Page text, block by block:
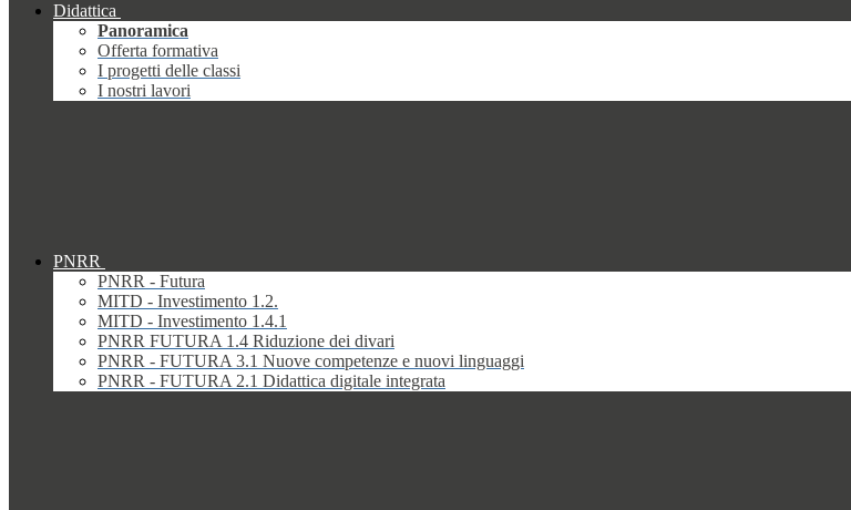
Didattica
Panoramica
Offerta formativa
I progetti delle classi
I nostri lavori
PNRR
PNRR - Futura
MITD - Investimento 1.2.
MITD - Investimento 1.4.1
PNRR FUTURA 1.4 Riduzione dei divari
PNRR - FUTURA 3.1 Nuove competenze e nuovi linguaggi
PNRR - FUTURA 2.1 Didattica digitale integrata